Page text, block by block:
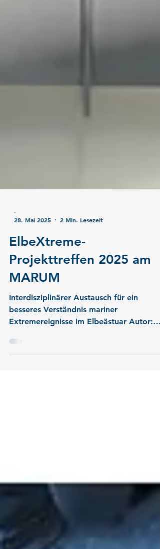
28. Mai 2025
ElbeXtreme-
Projekttreffen 2025 am
MARUM
Interdisziplinärer Austausch für ein
besseres Verständnis mariner
Extremereignisse im Elbeästuar Autor: